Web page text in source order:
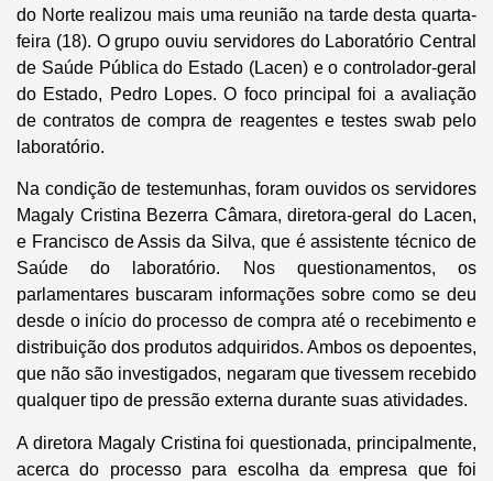
do Norte realizou mais uma reunião na tarde desta quarta-
feira (18). O grupo ouviu servidores do Laboratório Central
de Saúde Pública do Estado (Lacen) e o controlador-geral
do Estado, Pedro Lopes. O foco principal foi a avaliação
de contratos de compra de reagentes e testes swab pelo
laboratório.
Na condição de testemunhas, foram ouvidos os servidores
Magaly Cristina Bezerra Câmara, diretora-geral do Lacen,
e Francisco de Assis da Silva, que é assistente técnico de
Saúde do laboratório. Nos questionamentos, os
parlamentares buscaram informações sobre como se deu
desde o início do processo de compra até o recebimento e
distribuição dos produtos adquiridos. Ambos os depoentes,
que não são investigados, negaram que tivessem recebido
qualquer tipo de pressão externa durante suas atividades.
A diretora Magaly Cristina foi questionada, principalmente,
acerca do processo para escolha da empresa que foi